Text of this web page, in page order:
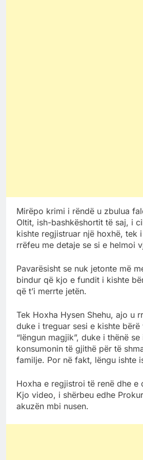
Mirëpo krimi i rëndë u zbulua
Oltit, ish-bashkëshortit të saj, i
kishte regjistruar një hoxhë, tek
rrëfeu me detaje se si e helmoi
Pavarësisht se nuk jetonte më
bindur që kjo e fundit i kishte
që t’i merrte jetën.
Tek Hoxha Hysen Shehu, ajo u
duke i treguar sesi e kishte
“lëngun magjik”, duke i thënë
konsumonin të gjithë për të
familje. Por në fakt, lëngu ishte
Hoxha e regjistroi të renë dhe e
Kjo video, i shërbeu edhe
akuzën mbi nusen.